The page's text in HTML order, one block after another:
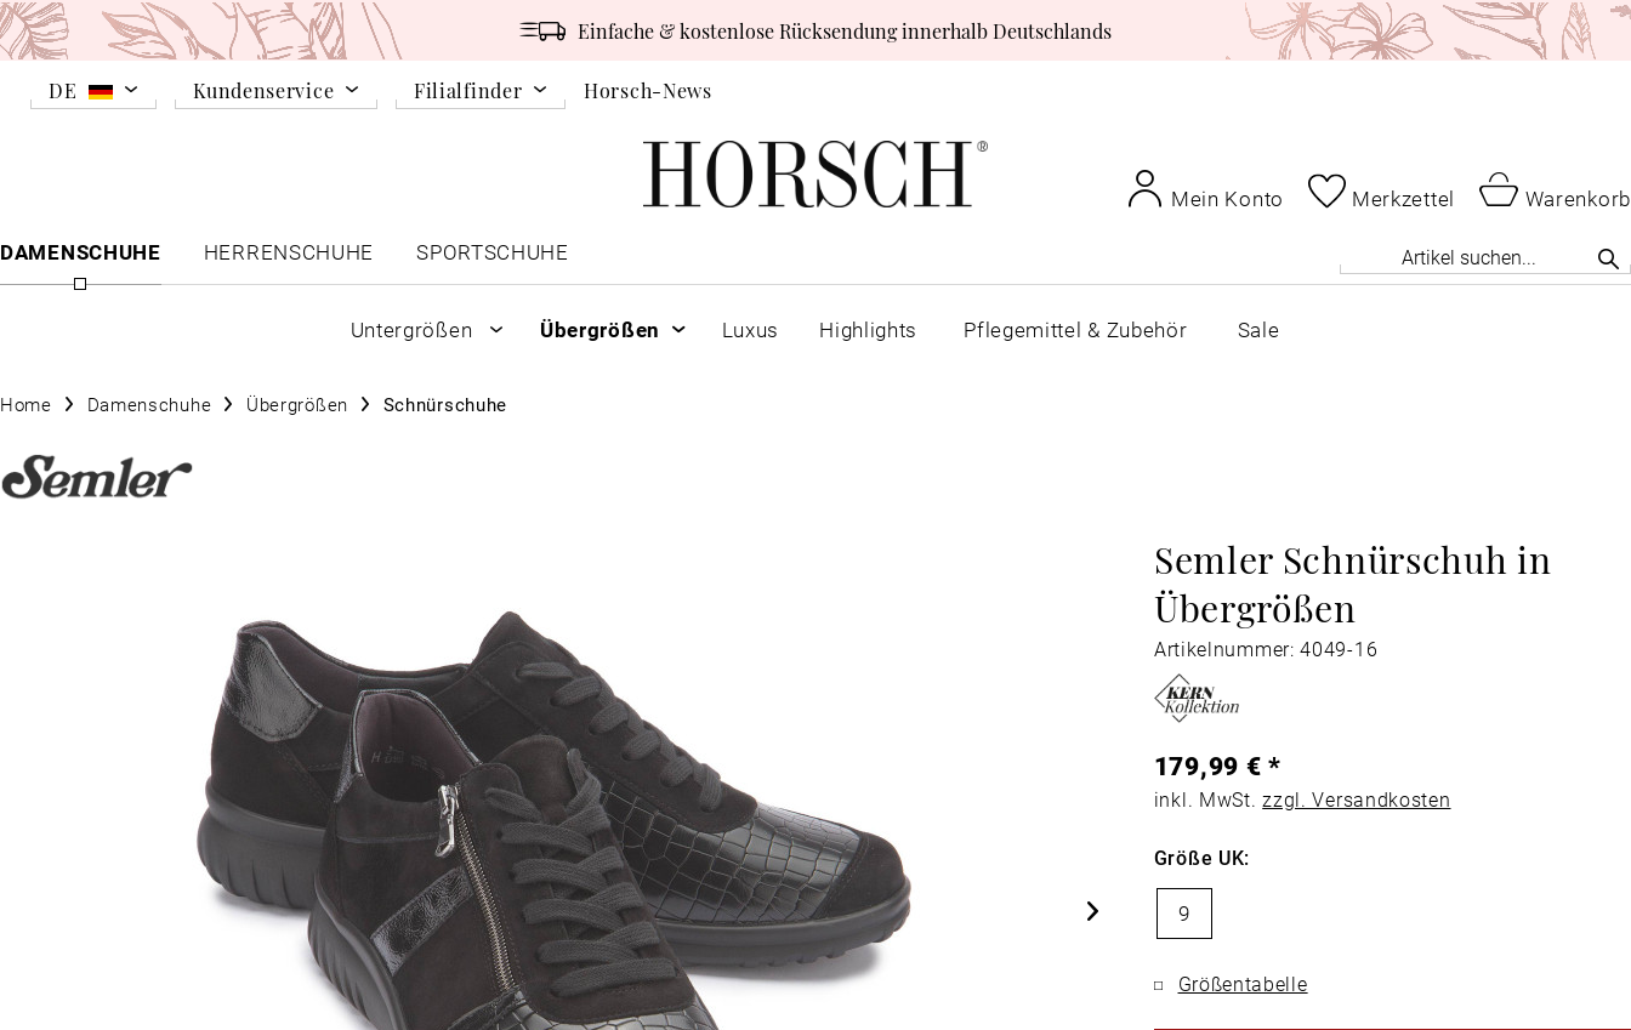
Einfache & kostenlose Rücksendung innerhalb Deutschlands
DE Kundenservice Filialfinder Horsch-News
Mein Konto Merkzettel
Warenkorb
DAMENSCHUHE
HERRENSCHUHE SPORTSCHUHE
Untergrößen Übergrößen Luxus Highlights Pflegemittel & Zubehör Sale
Home Damenschuhe Übergrößen Schnürschuhe
Semler Schnürschuh in
Übergrößen
Artikelnummer: 4049-16
179,99 € *
inkl. MwSt.zzgl. Versandkosten
Größe UK:
9
Größentabelle